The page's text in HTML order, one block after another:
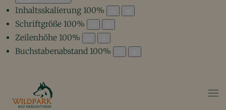
Inhaltsskalierung 100%
Schriftgröße 100%
Zeilenhöhe 100%
Buchstabenabstand 100%